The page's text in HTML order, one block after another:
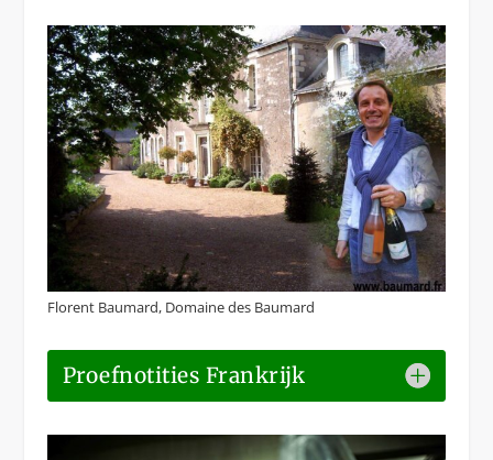
Florent Baumard, Domaine des Baumard
Proefnotities Frankrijk